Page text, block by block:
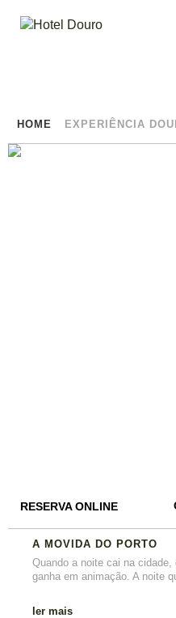
HOME EXPERIÊNCIA
RESERVA ONLINE
A MOVIDA DO PORTO
Quando a noite cai na cidade,
ganha em animação. A noite
ler mais